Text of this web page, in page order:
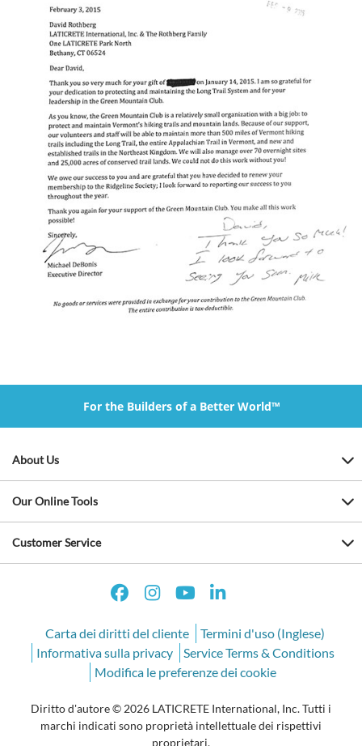
For the Builders of a Better World™
About Us
Our Online Tools
Customer Service
Carta dei diritti del cliente
Termini d'uso (Inglese)
Informativa sulla privacy
Service Terms & Conditions
Modifica le preferenze dei cookie
Diritto d'autore © 2026 LATICRETE International, Inc. Tutti i
marchi indicati sono proprietà intellettuale dei rispettivi
proprietari.